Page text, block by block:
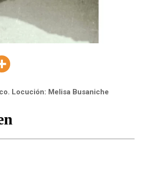
Locución: Melisa Busaniche